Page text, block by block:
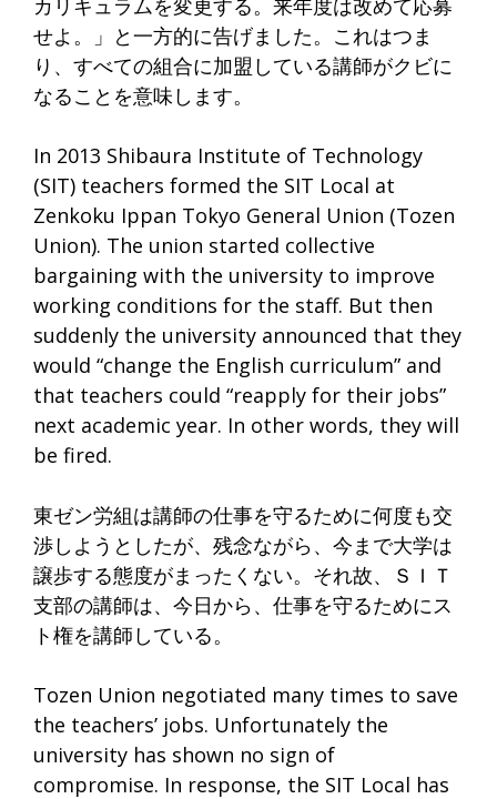
せよ。」と一方的に告げました。これはつま
り、すべての組合に加盟している講師がクビに
なることを意味します。
In 2013 Shibaura Institute of Technology
(SIT) teachers formed the SIT Local at
Zenkoku Ippan Tokyo General Union (Tozen
Union). The union started collective
bargaining with the university to improve
working conditions for the staff. But then
suddenly the university announced that they
would “change the English curriculum” and
that teachers could “reapply for their jobs”
next academic year. In other words, they will
be fired.
東ゼン労組は講師の仕事を守るために何度も交
渉しようとしたが、残念ながら、今まで大学は
譲歩する態度がまったくない。それ故、ＳＩＴ
支部の講師は、今日から、仕事を守るためにス
ト権を講師している。
Tozen Union negotiated many times to save
the teachers’ jobs. Unfortunately the
university has shown no sign of
compromise. In response, the SIT Local has